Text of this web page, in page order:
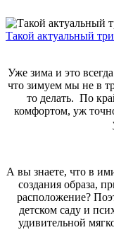
Такой актуальный
Уже зима и это
что зимуем мы не в
то делать. По
комфортом, уж
А вы знаете, что в
создания образа,
расположение?
детском саду и
удивительной